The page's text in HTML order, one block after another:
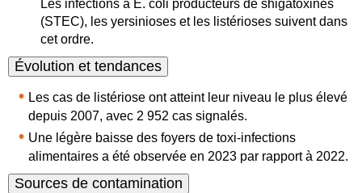
Les infections à E. coli producteurs de shigatoxines
(STEC), les yersinioses et les listérioses suivent dans
cet ordre.
Évolution et tendances
Les cas de listériose ont atteint leur niveau le plus élevé
depuis 2007, avec 2 952 cas signalés.
Une légère baisse des foyers de toxi-infections
alimentaires a été observée en 2023 par rapport à 2022.
Sources de contamination